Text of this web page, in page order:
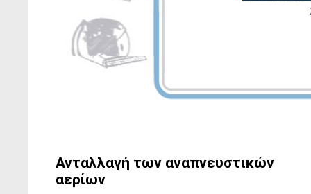
Ανταλλαγή των αναπνευστικών
αερίων